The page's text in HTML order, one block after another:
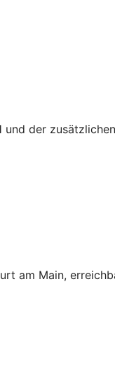
der
am Main,